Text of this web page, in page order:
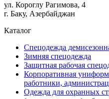
ул. Короглу Рагимова, 4
г. Баку, Азербайджан
Каталог
Спецодежда
Зимняя спецодежда
Защитная рабочая
Корпоративная
работники,
Одежда для охранных